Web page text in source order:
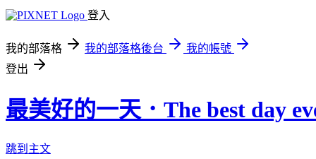
登入
我的部落格 我的部落格後台
我的帳號
登出
最美好的一天．The best day
跳到主文